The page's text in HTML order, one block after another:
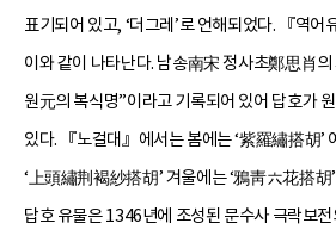
표기되어 있고, ‘더그레’로 언해되었다. 『역
이와 같이 나타난다. 남송南宋 정사초鄭思肖
원元의 복식명”이라고 기록되어 있어 답호가
있다. 『노걸대』에서는 봄에는 ‘紫羅繡搭胡’
‘上頭繡荆褐紗搭胡’ 겨울에는 ‘鴉靑六花搭胡
답호 유물은 1346년에 조성된 문수사 극락보전